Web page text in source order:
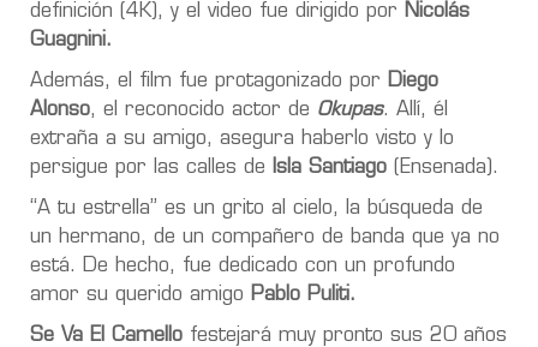
definición (4K), y el video fue dirigido por
Nicolás
Guagnini.
Además, el film fue protagonizado por Diego
Alonso, el reconocido actor de Okupas. Allí, él
extraña a su amigo, asegura haberlo visto y lo
persigue por las calles de
Isla Santiago (Ensenada).
“A tu estrella” es un grito al cielo, la búsqueda de
un hermano, de un compañero de banda que ya no
está. De hecho, fue dedicado con un profundo
amor su querido amigo Pablo Puliti.
Se Va El Camello festejará muy pronto sus 20 años